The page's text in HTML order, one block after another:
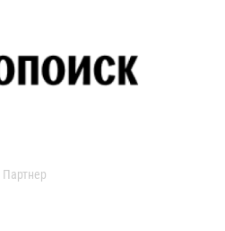
Партнер